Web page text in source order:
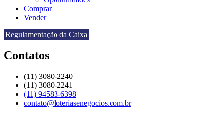
Comprar
Vender
Regulamentação da Caixa
Contatos
(11) 3080-2240​
(11) 3080-2241​
(11) 94583-6398
contato@loteriasenegocios.com.br​